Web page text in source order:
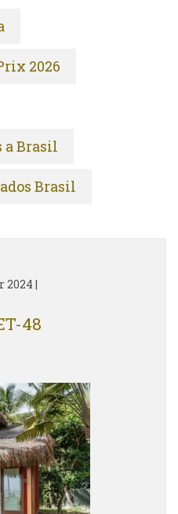
2026
a Brasil
Brasil
2024 |
48